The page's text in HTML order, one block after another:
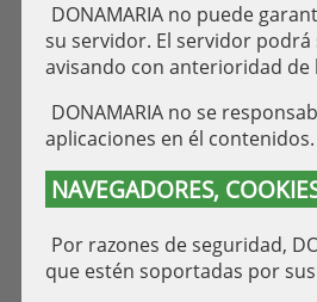
DONAMARIA no puede
su servidor. El servidor
avisando con anterioridad de
DONAMARIA no se
aplicaciones en él contenidos.
NAVEGADORES,
Por razones de seguridad,
que estén soportadas por